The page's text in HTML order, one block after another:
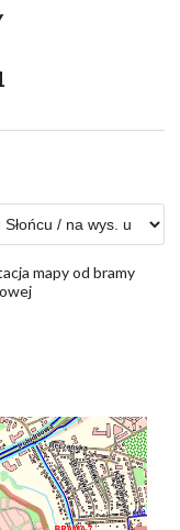
mapy od bramy